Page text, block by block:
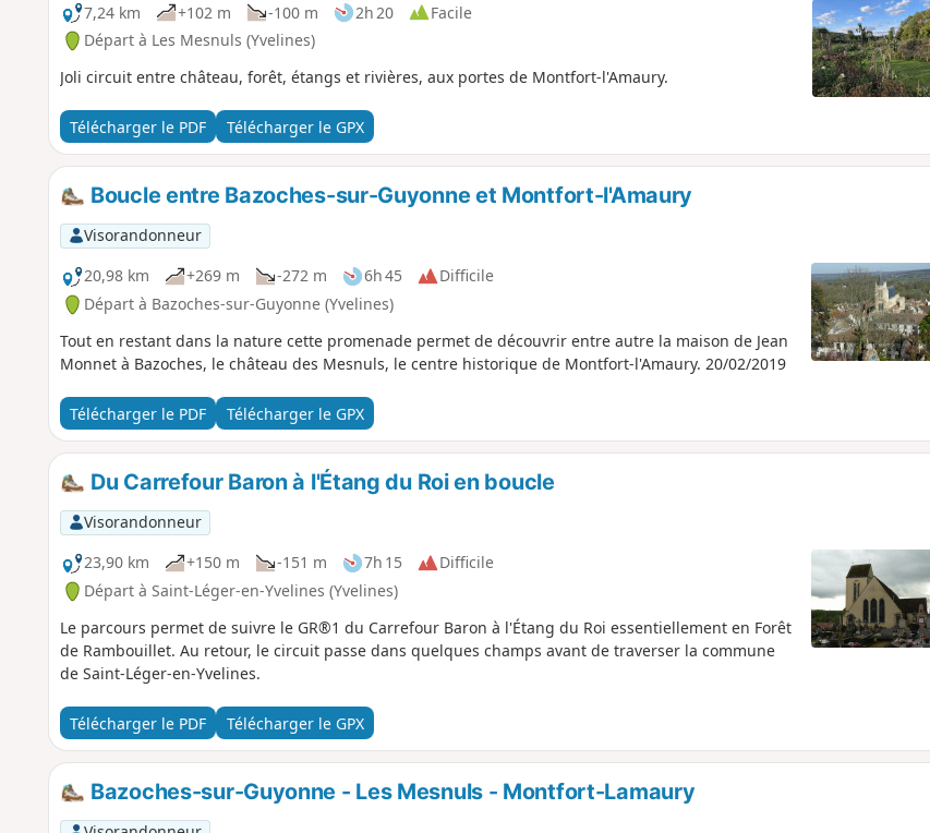
7,24 km
+102 m -100 m 2h 20
Facile
Départ à Les Mesnuls (Yvelines)
Joli circuit entre château, forêt, étangs et rivières, aux portes de Montfort-l'Amaury.
Télécharger le PDF Télécharger le GPX
Boucle entre Bazoches-sur-Guyonne et Montfort-l'Amaury
Visorandonneur
20,98 km
+269 m -272 m 6h 45
Difficile
Départ à Bazoches-sur-Guyonne (Yvelines)
Tout en restant dans la nature cette promenade permet de découvrir entre autre la maison de Jean
Monnet à Bazoches, le château des Mesnuls, le centre historique de Montfort-l'Amaury. 20/02/2019
Télécharger le PDF Télécharger le GPX
Du Carrefour Baron à l'Étang du Roi en boucle
Visorandonneur
23,90 km
+150 m -151 m 7h 15
Difficile
Départ à Saint-Léger-en-Yvelines (Yvelines)
Le parcours permet de suivre le GR®1 du Carrefour Baron à l'Étang du Roi essentiellement en Forêt
de Rambouillet. Au retour, le circuit passe dans quelques champs avant de traverser la commune
de Saint-Léger-en-Yvelines.
Télécharger le PDF Télécharger le GPX
Bazoches-sur-Guyonne - Les Mesnuls - Montfort-Lamaury